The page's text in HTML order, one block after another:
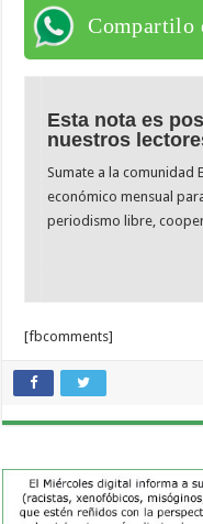
Compartilo
Esta nota es
nuestros
Sumate a la comunidad
económico mensual
periodismo libre,
[fbcomments]